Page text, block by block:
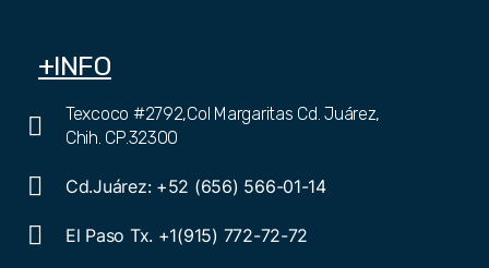
+INFO
Texcoco #2792,Col Margaritas Cd. Juárez,
Chih. CP.32300
Cd.Juárez: +52 (656) 566-01-14
El Paso Tx. +1(915) 772-72-72